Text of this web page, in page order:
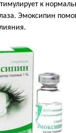
к
Эмоксипин